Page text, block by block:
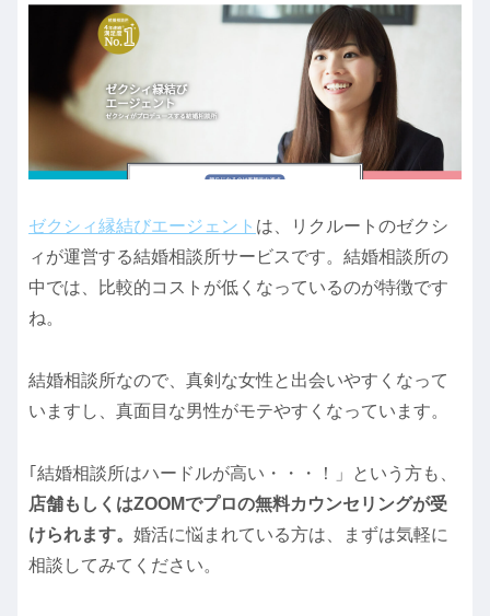
ゼクシィ縁結びエージェント は、リクルートのゼクシ
ィが運営する結婚相談所サービスです。結婚相談所の
中では、比較的コストが低くなっているのが特徴です
ね。
結婚相談所なので、真剣な女性と出会いやすくなって
いますし、真面目な男性がモテやすくなっています。
｢結婚相談所はハードルが高い・・・！」という方も、
店舗もしくはZOOMでプロの無料カウンセリングが受
けられます。 婚活に悩まれている方は、まずは気軽に
相談してみてください。